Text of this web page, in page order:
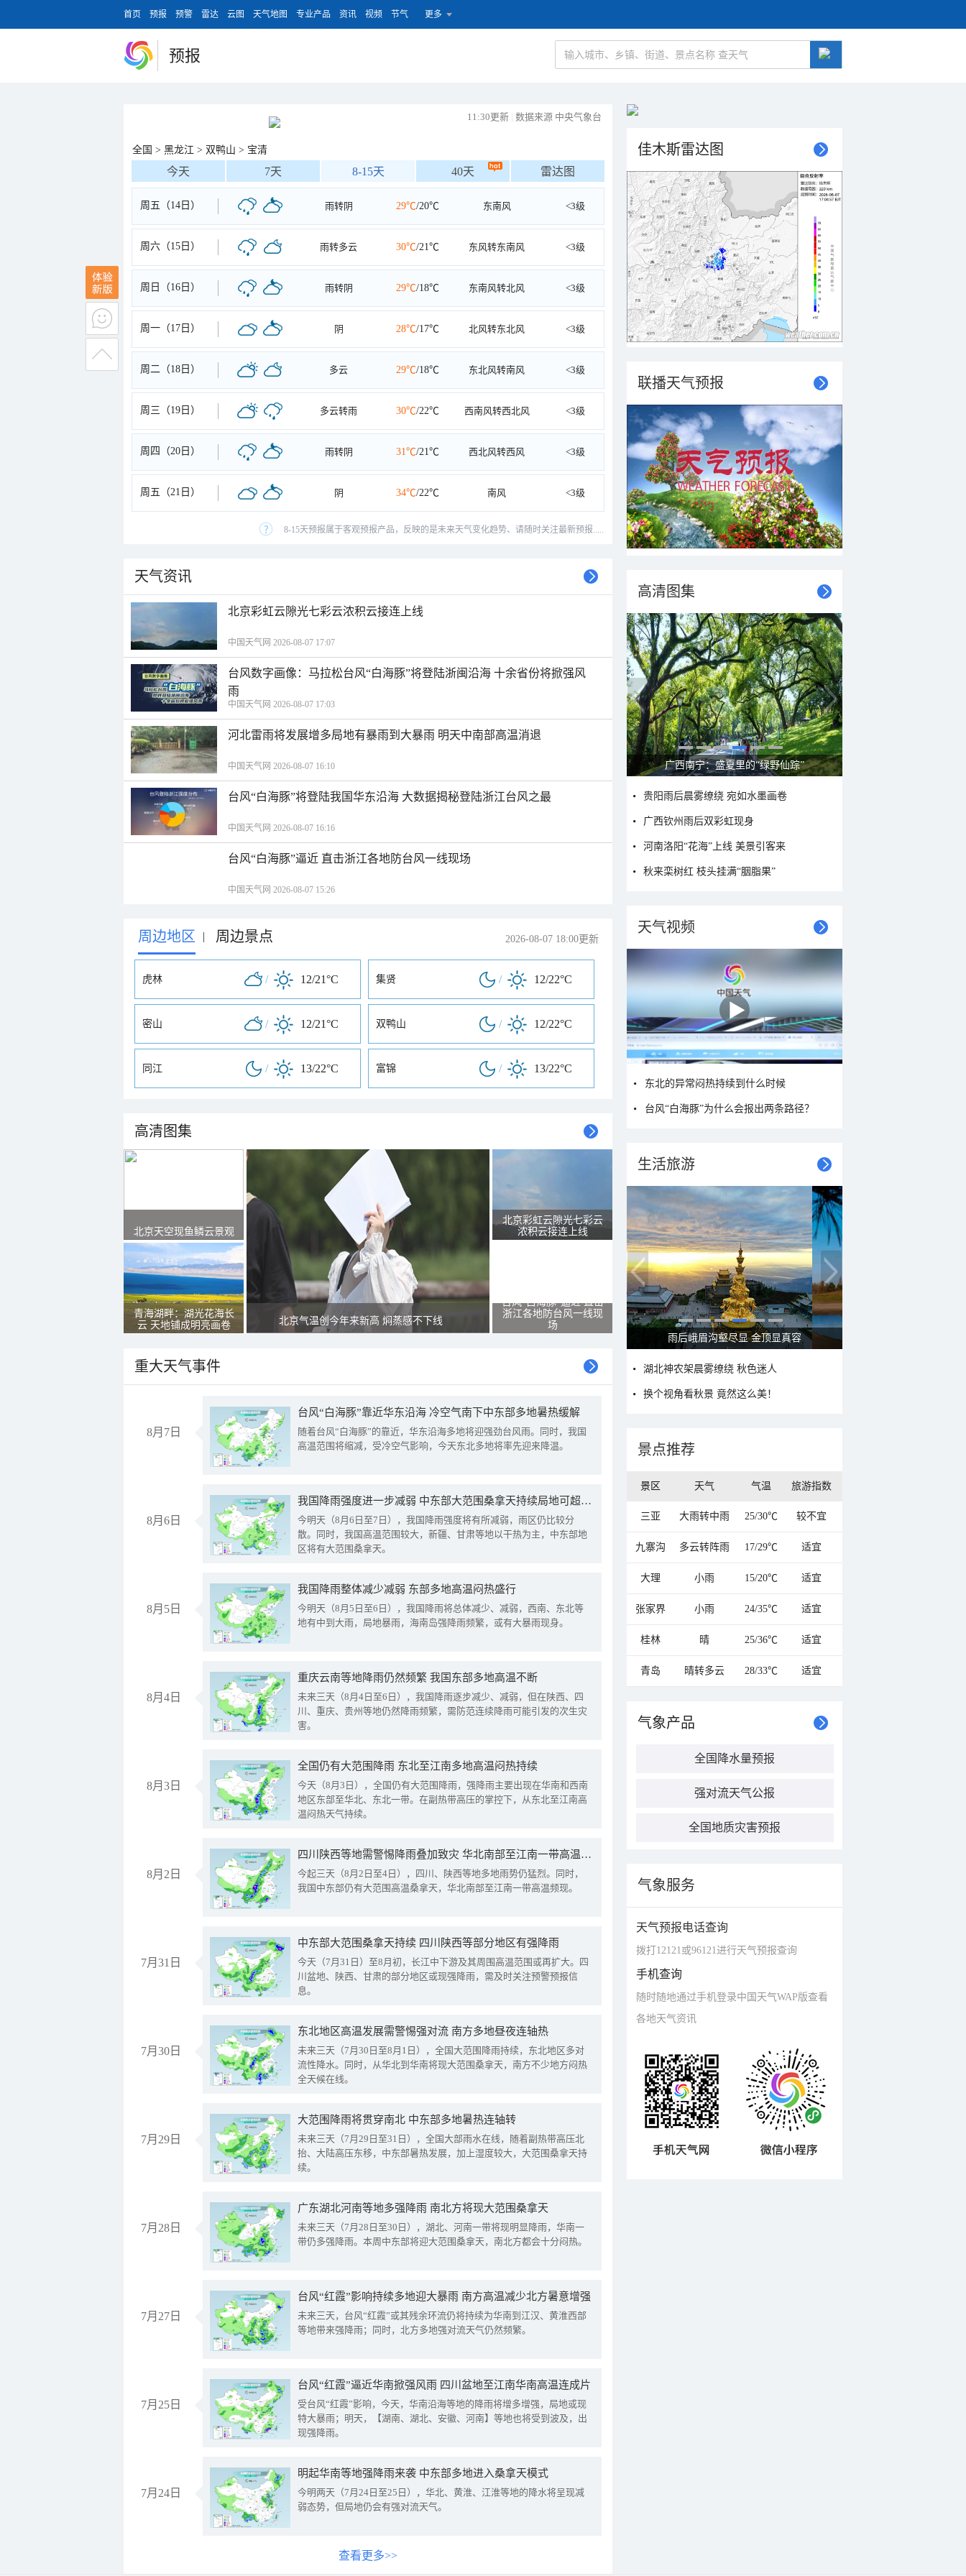
首页 预报 预警 雷达 云图 天气地图 专业产品 资讯 视频 节气 更多
预报
11:30更新 | 数据来源 中央气象台
全国 > 黑龙江 > 双鸭山 > 宝清
今天 7天 8-15天 40天 雷达图
周五（14日） 雨转阴 29℃/20℃ 东南风 <3级
周六（15日） 雨转多云 30℃/21℃ 东风转东南风 <3级
周日（16日） 雨转阴 29℃/18℃ 东南风转北风 <3级
周一（17日） 阴 28℃/17℃ 北风转东北风 <3级
周二（18日） 多云 29℃/18℃ 东北风转南风 <3级
周三（19日） 多云转雨 30℃/22℃ 西南风转西北风 <3级
周四（20日） 雨转阴 31℃/21℃ 西北风转西风 <3级
周五（21日） 阴 34℃/22℃ 南风 <3级
8-15天预报属于客观预报产品，反映的是未来天气变化趋势、请随时关注最新预报.....
天气资讯
北京彩虹云隙光七彩云浓积云接连上线
中国天气网 2026-08-07 17:07
台风数字画像：马拉松台风“白海豚”将登陆浙闽沿海 十余省份将掀强风
雨
中国天气网 2026-08-07 17:03
河北雷雨将发展增多局地有暴雨到大暴雨 明天中南部高温消退
中国天气网 2026-08-07 16:10
台风“白海豚”将登陆我国华东沿海 大数据揭秘登陆浙江台风之最
中国天气网 2026-08-07 16:16
台风“白海豚”逼近 直击浙江各地防台风一线现场
中国天气网 2026-08-07 15:26
周边地区 | 周边景点 2026-08-07 18:00更新
虎林 / 12/21°C 集贤 / 12/22°C
密山 / 12/21°C 双鸭山 / 12/22°C
同江 / 13/22°C 富锦 / 13/22°C
高清图集
北京天空现鱼鳞云景观
青海湖畔：湖光花海长
云 天地铺成明亮画卷
北京气温创今年来新高 焖蒸感不下线
北京彩虹云隙光七彩云
浓积云接连上线
台风“白海豚”逼近 直击
浙江各地防台风一线现
场
重大天气事件
8月7日
台风“白海豚”靠近华东沿海 冷空气南下中东部多地暑热缓解
随着台风“白海豚”的靠近，华东沿海多地将迎强劲台风雨。同时，我国
高温范围将缩减，受冷空气影响，今天东北多地将率先迎来降温。
8月6日
我国降雨强度进一步减弱 中东部大范围桑拿天持续局地可超38℃
今明天（8月6日至7日），我国降雨强度将有所减弱，雨区仍比较分
散。同时，我国高温范围较大，新疆、甘肃等地以干热为主，中东部地
区将有大范围桑拿天。
8月5日
我国降雨整体减少减弱 东部多地高温闷热盛行
今明天（8月5日至6日），我国降雨将总体减少、减弱，西南、东北等
地有中到大雨，局地暴雨，海南岛强降雨频繁，或有大暴雨现身。
8月4日
重庆云南等地降雨仍然频繁 我国东部多地高温不断
未来三天（8月4日至6日），我国降雨逐步减少、减弱，但在陕西、四
川、重庆、贵州等地仍然降雨频繁，需防范连续降雨可能引发的次生灾
害。
8月3日
全国仍有大范围降雨 东北至江南多地高温闷热持续
今天（8月3日），全国仍有大范围降雨，强降雨主要出现在华南和西南
地区东部至华北、东北一带。在副热带高压的掌控下，从东北至江南高
温闷热天气持续。
8月2日
四川陕西等地需警惕降雨叠加致灾 华北南部至江南一带高温频现
今起三天（8月2日至4日），四川、陕西等地多地雨势仍猛烈。同时，
我国中东部仍有大范围高温桑拿天，华北南部至江南一带高温频现。
7月31日
中东部大范围桑拿天持续 四川陕西等部分地区有强降雨
今天（7月31日）至8月初，长江中下游及其周围高温范围或再扩大。四
川盆地、陕西、甘肃的部分地区或现强降雨，需及时关注预警预报信
息。
7月30日
东北地区高温发展需警惕强对流 南方多地昼夜连轴热
未来三天（7月30日至8月1日），全国大范围降雨持续，东北地区多对
流性降水。同时，从华北到华南将现大范围桑拿天，南方不少地方闷热
全天候在线。
7月29日
大范围降雨将贯穿南北 中东部多地暑热连轴转
未来三天（7月29日至31日），全国大部雨水在线，随着副热带高压北
抬、大陆高压东移，中东部暑热发展，加上湿度较大，大范围桑拿天持
续。
7月28日
广东湖北河南等地多强降雨 南北方将现大范围桑拿天
未来三天（7月28日至30日），湖北、河南一带将现明显降雨，华南一
带仍多强降雨。本周中东部将迎大范围桑拿天，南北方都会十分闷热。
7月27日
台风“红霞”影响持续多地迎大暴雨 南方高温减少北方暑意增强
未来三天，台风“红霞”或其残余环流仍将持续为华南到江汉、黄淮西部
等地带来强降雨；同时，北方多地强对流天气仍然频繁。
7月25日
台风“红霞”逼近华南掀强风雨 四川盆地至江南华南高温连成片
受台风“红霞”影响，今天，华南沿海等地的降雨将增多增强，局地或现
特大暴雨；明天，【湖南、湖北、安徽、河南】等地也将受到波及，出
现强降雨。
7月24日
明起华南等地强降雨来袭 中东部多地进入桑拿天模式
今明两天（7月24日至25日），华北、黄淮、江淮等地的降水将呈现减
弱态势，但局地仍会有强对流天气。
查看更多>>
佳木斯雷达图
联播天气预报
高清图集
呼伦贝尔草原 藏着最治愈的蓝天白云
贵阳雨后晨雾缭绕 宛如水墨画卷
广西钦州雨后双彩虹现身
河南洛阳“花海”上线 美景引客来
秋来栾树红 枝头挂满“胭脂果”
天气视频
东北的异常闷热持续到什么时候
台风“白海豚”为什么会报出两条路径？
生活旅游
秋意浓 蓝天映衬下的哈尔滨伏尔加庄园
湖北神农架晨雾缭绕 秋色迷人
换个视角看秋景 竟然这么美！
景点推荐
景区 天气 气温 旅游指数
三亚 大雨转中雨 25/30℃ 较不宜
九寨沟 多云转阵雨 17/29℃ 适宜
大理 小雨 15/20℃ 适宜
张家界 小雨 24/35℃ 适宜
桂林 晴 25/36℃ 适宜
青岛 晴转多云 28/33℃ 适宜
气象产品
全国降水量预报
强对流天气公报
全国地质灾害预报
气象服务
天气预报电话查询
拨打12121或96121进行天气预报查询
手机查询
随时随地通过手机登录中国天气WAP版查看
各地天气资讯